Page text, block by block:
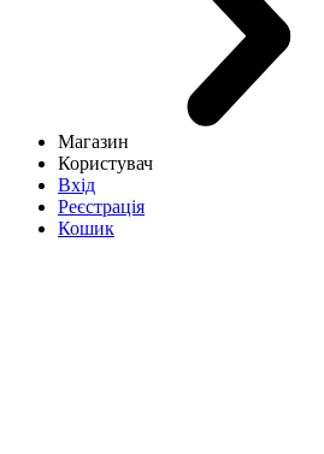
Магазин
Користувач
Вхід
Реєстрація
Кошик